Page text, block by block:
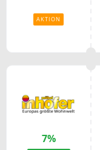
AKTION
7%